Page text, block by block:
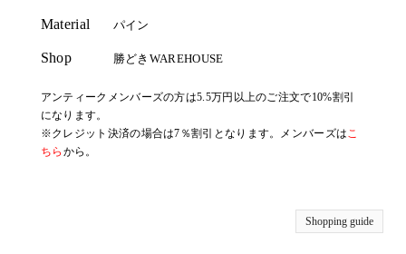
Material パイン
Shop 勝どきWAREHOUSE
アンティークメンバーズの方は5.5万円以上のご注文で10%割引
になります。
※クレジット決済の場合は7％割引となります。メンバーズはこ
ちら から。
Shopping guide